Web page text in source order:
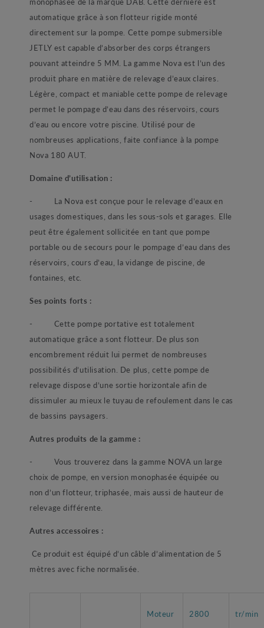
automatique grâce à son flotteur rigide monté
directement sur la pompe. Cette pompe submersible
JETLY est capable d’absorber des corps étrangers
pouvant atteindre 5 MM. La gamme Nova est l’un des
produit phare en matière de relevage d’eaux claires.
Légère, compact et maniable cette pompe de relevage
permet le pompage d’eau dans des réservoirs, cours
d’eau ou encore votre piscine. Utilisé pour de
nombreuses applications, faite confiance à la pompe
Nova 180 AUT.
Domaine d’utilisation :
-
La Nova est conçue pour le relevage d’eaux en
usages domestiques, dans les sous-sols et garages. Elle
peut être également sollicitée en tant que pompe
portable ou de secours pour le pompage d’eau dans des
réservoirs, cours d’eau, la vidange de piscine, de
fontaines, etc.
Ses points forts :
-
Cette pompe portative est totalement
automatique grâce a sont flotteur. De plus son
encombrement réduit lui permet de nombreuses
possibilités d’utilisation. De plus, cette pompe de
relevage dispose d’une sortie horizontale afin de
dissimuler au mieux le tuyau de refoulement dans le cas
de bassins paysagers.
Autres produits de la gamme :
-
Vous trouverez dans la gamme NOVA un large
choix de pompe, en version monophasée équipée ou
non d’un flotteur, triphasée, mais aussi de hauteur de
relevage différente.
Autres accessoires :
Ce produit est équipé d’un câble d’alimentation de 5
mètres avec fiche normalisée.
Moteur 2800 tr/min